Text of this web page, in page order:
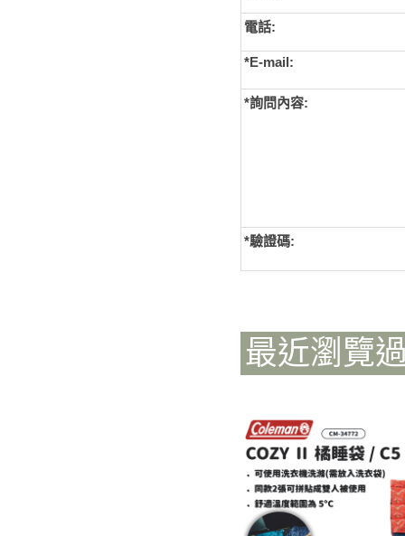
電話:
*E-mail:
*詢問內容:
*驗證碼:
最近瀏覽